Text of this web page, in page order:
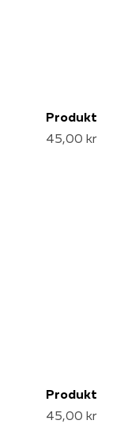
Produkt
45,00 kr
Produkt
45,00 kr